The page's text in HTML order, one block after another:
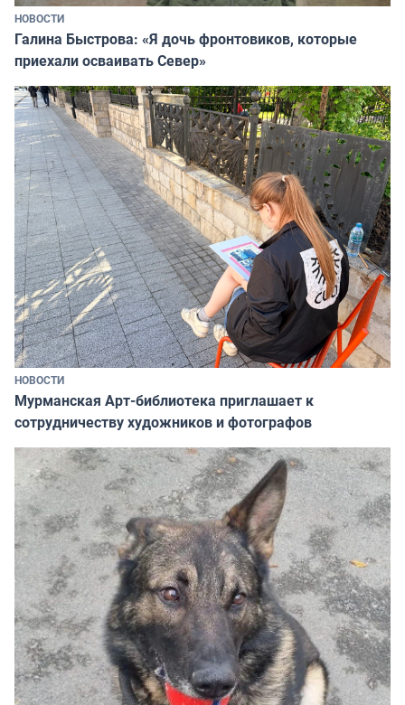
НОВОСТИ
Галина Быстрова: «Я дочь фронтовиков, которые
приехали осваивать Север»
НОВОСТИ
Мурманская Арт-библиотека приглашает к
сотрудничеству художников и фотографов